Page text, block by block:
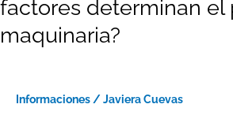
factores determinan el
maquinaria?
Informaciones /Javiera Cuevas